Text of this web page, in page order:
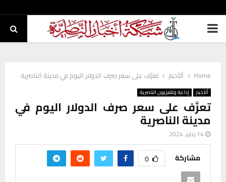
PRIMARY
Home ألأخبار تعرَّف على سعر صرف الدولار اليوم في مدينة الناصرية
ألأخبار إذاعة وتلفزيون الناصرية
تعرَّف على سعر صرف الدولار اليوم في
مدينة الناصرية
14 يناير، 2024
مشاركة 0